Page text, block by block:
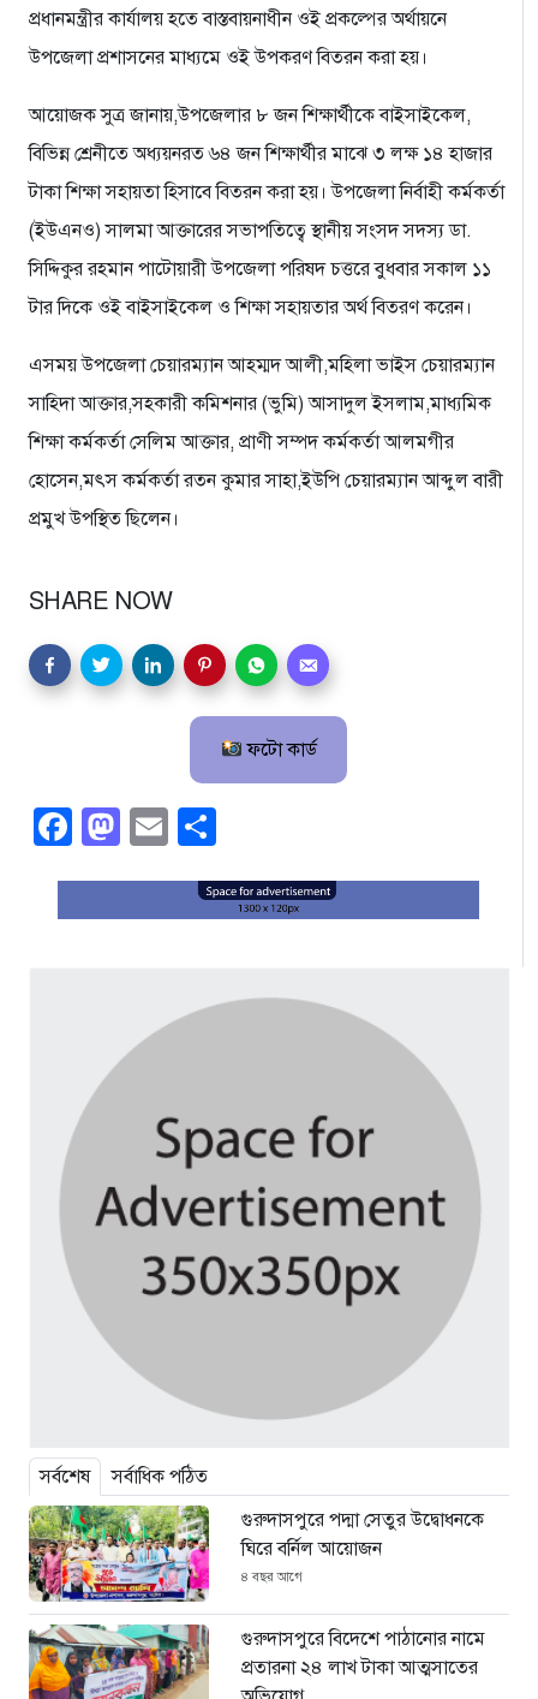
প্রধানমন্ত্রীর কার্যালয় হতে বাস্তবায়নাধীন ওই প্রকল্পের অর্থায়নে
উপজেলা প্রশাসনের মাধ্যমে ওই উপকরণ বিতরন করা হয়।
আয়োজক সুত্র জানায়,উপজেলার ৮ জন শিক্ষার্থীকে বাইসাইকেল,
বিভিন্ন শ্রেনীতে অধ্যয়নরত ৬৪ জন শিক্ষার্থীর মাঝে ৩ লক্ষ ১৪ হাজার
টাকা শিক্ষা সহায়তা হিসাবে বিতরন করা হয়। উপজেলা নির্বাহী কর্মকর্তা
(ইউএনও) সালমা আক্তারের সভাপতিত্বে স্থানীয় সংসদ সদস্য ডা.
সিদ্দিকুর রহমান পাটোয়ারী উপজেলা পরিষদ চত্তরে বুধবার সকাল ১১
টার দিকে ওই বাইসাইকেল ও শিক্ষা সহায়তার অর্থ বিতরণ করেন।
এসময় উপজেলা চেয়ারম্যান আহম্মদ আলী,মহিলা ভাইস চেয়ারম্যান
সাহিদা আক্তার,সহকারী কমিশনার (ভুমি) আসাদুল ইসলাম,মাধ্যমিক
শিক্ষা কর্মকর্তা সেলিম আক্তার, প্রাণী সম্পদ কর্মকর্তা আলমগীর
হোসেন,মৎস কর্মকর্তা রতন কুমার সাহা,ইউপি চেয়ারম্যান আব্দুল বারী
প্রমুখ উপস্থিত ছিলেন।
SHARE NOW
ফটো কার্ড
Facebook
Mastodon
Email
সর্বশেষ
সর্বাধিক পঠিত
গুরুদাসপুরে পদ্মা সেতুর উদ্বোধনকে
ঘিরে বর্নিল আয়োজন
৪ বছর আগে
গুরুদাসপুরে বিদেশে পাঠানোর নামে
প্রতারনা ২৪ লাখ টাকা আত্মসাতের